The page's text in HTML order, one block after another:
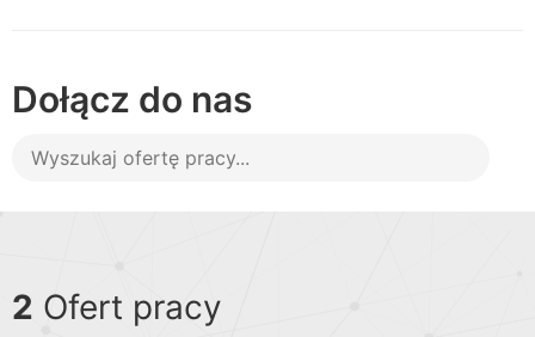
Dołącz do nas
2 Ofert pracy